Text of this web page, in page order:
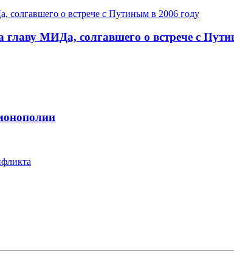
МИДа, солгавшего о встрече с